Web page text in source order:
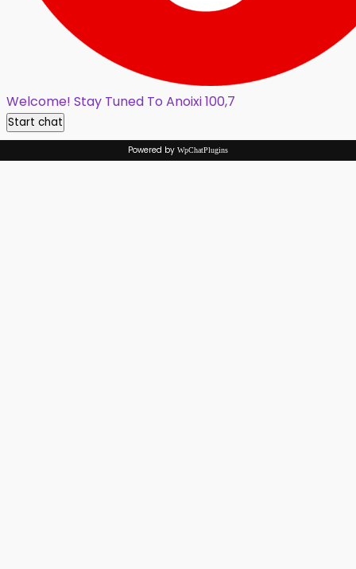
Welcome! Stay Tuned To Anoixi 100,7
Start chat
Powered by WpChatPlugins